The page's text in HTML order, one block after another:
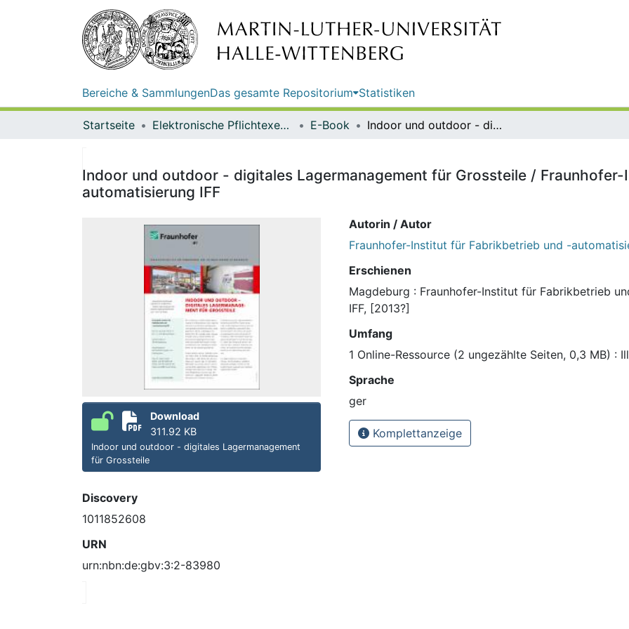
Bereiche & SammlungenDas gesamte Repositorium Statistiken
Startseite Elektronische Pflichtexemplare E-Book Indoor und outdoor - digitales Lagermanagement für Grossteile / Fraunhofer-Institut für Fabrikbetrieb und -automatisierung IFF
Indoor und outdoor - digitales Lagermanagement für Grossteile /
automatisierung IFF
Download
311.92 KB
Indoor und outdoor - digitales Lagermanagement
für Grossteile
Discovery
1011852608
URN
urn:nbn:de:gbv:3:2-83980
Autorin / Autor
Fraunhofer-Institut für Fabrikbetrieb und -
Erschienen
Magdeburg : Fraunhofer-Institut für Fabrikbetrieb
IFF, [2013?]
Umfang
1 Online-Ressource (2 ungezählte Seiten, 0,3 MB) :
Sprache
ger
Komplettanzeige